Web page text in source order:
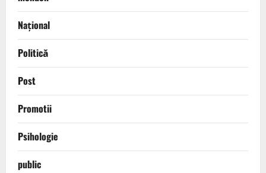
Național
Politică
Post
Promotii
Psihologie
public